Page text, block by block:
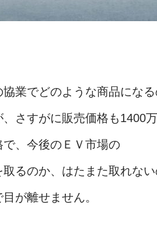
業でどのような商品にな
さすがに販売価格も1400
、今後のＥＶ市場の
取るのか、はたまた取れな
が離せません。